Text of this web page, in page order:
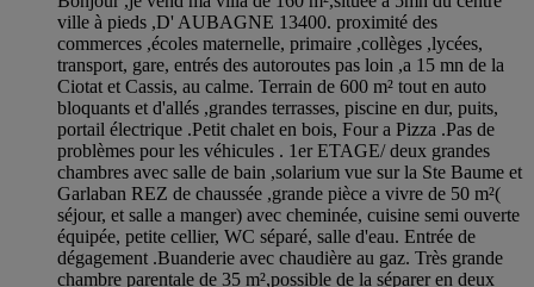
ville à pieds ,D' AUBAGNE 13400. proximité des
commerces ,écoles maternelle, primaire ,collèges ,lycées,
transport, gare, entrés des autoroutes pas loin ,a 15 mn de la
Ciotat et Cassis, au calme. Terrain de 600 m² tout en auto
bloquants et d'allés ,grandes terrasses, piscine en dur, puits,
portail électrique .Petit chalet en bois, Four a Pizza .Pas de
problèmes pour les véhicules . 1er ETAGE/ deux grandes
chambres avec salle de bain ,solarium vue sur la Ste Baume et
Garlaban REZ de chaussée ,grande pièce a vivre de 50 m²(
séjour, et salle a manger) avec cheminée, cuisine semi ouverte
équipée, petite cellier, WC séparé, salle d'eau. Entrée de
dégagement .Buanderie avec chaudière au gaz. Très grande
chambre parentale de 35 m²,possible de la séparer en deux